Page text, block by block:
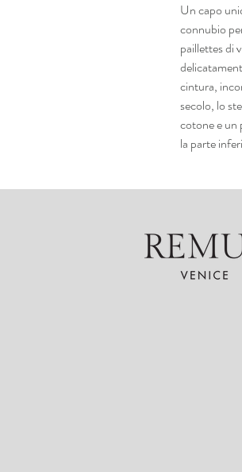
Un capo
connubio
paillettes di
cintura,
secolo, lo
cotone e un
la parte